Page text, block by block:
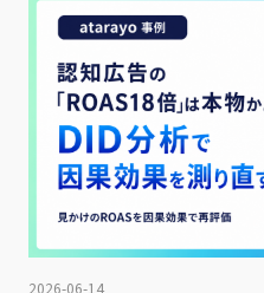
2026-06-14